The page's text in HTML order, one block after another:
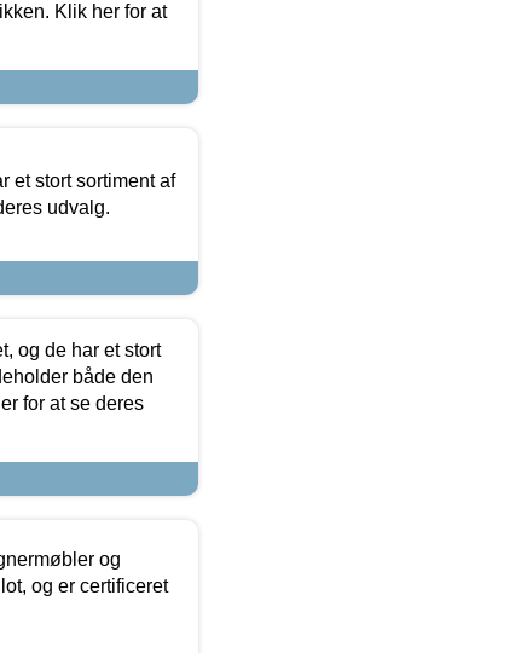
Klik her for at
et stort sortiment af
udvalg.
og de har et stort
både den
for at se deres
og
og er certificeret